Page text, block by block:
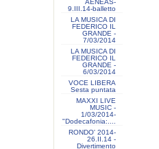
AENEAS-
9.III.14-balletto
LA MUSICA DI
FEDERICO IL
GRANDE -
7/03/2014
LA MUSICA DI
FEDERICO IL
GRANDE -
6/03/2014
VOCE LIBERA
Sesta puntata
MAXXI LIVE
MUSIC -
1/03/2014-
"Dodecafonia:....
RONDO' 2014-
26.II.14 -
Divertimento